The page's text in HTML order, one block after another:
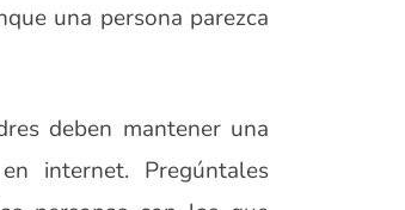
una persona parezca
deben mantener una
internet. Pregúntales